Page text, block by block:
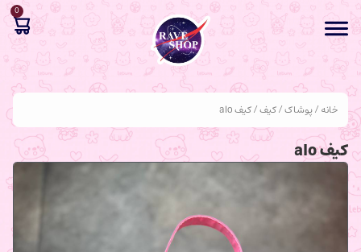
0
خانه/پوشاک/کیف/ کیف alo
کیف alo